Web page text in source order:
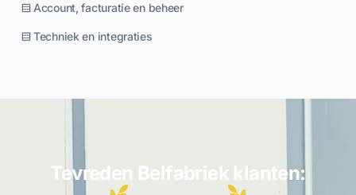
Account, facturatie en beheer
Techniek en integraties
Tevreden Belfabriek klanten: